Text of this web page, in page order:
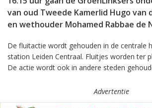
van oud Tweede Kamerlid Hugo van
en wethouder Mohamed Rabbae de
De fluitactie wordt gehouden in de centrale
station Leiden Centraal. Fluitjes worden ter
De actie wordt ook in andere steden
Advertentie